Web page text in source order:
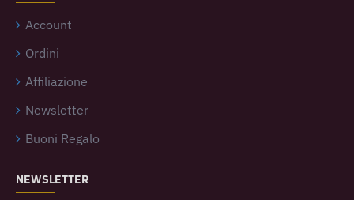
Account
Ordini
Affiliazione
Newsletter
Buoni Regalo
NEWSLETTER